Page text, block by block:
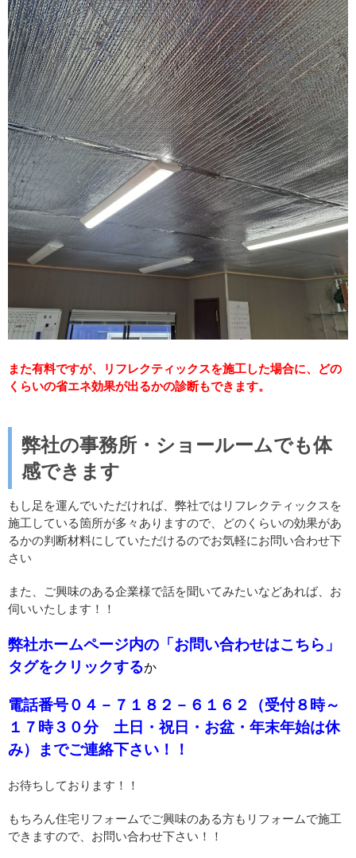
また有料ですが、リフレクティックスを施工した場合に、どの
くらいの省エネ効果が出るかの診断もできます。
弊社の事務所・ショールームでも体
感できます
もし足を運んでいただければ、弊社ではリフレクティックスを
施工している箇所が多々ありますので、どのくらいの効果があ
るかの判断材料にしていただけるのでお気軽にお問い合わせ下
さい
また、ご興味のある企業様で話を聞いてみたいなどあれば、お
伺いいたします！！
弊社ホームページ内の「お問い合わせはこちら」
タグをクリックするか
電話番号０４－７１８２－６１６２（受付８時～
１７時３０分 土日・祝日・お盆・年末年始は休
み）までご連絡下さい！！
お待ちしております！！
もちろん住宅リフォームでご興味のある方もリフォームで施工
できますので、お問い合わせ下さい！！